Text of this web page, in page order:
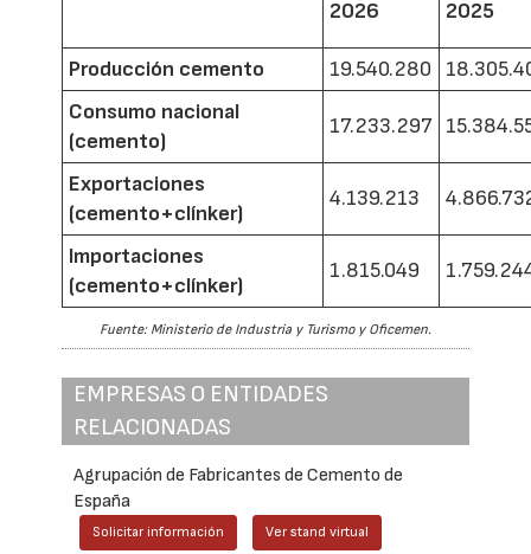
2026 2025
Producción cemento 19.540.280
Consumo nacional
(cemento)
17.233.297
Exportaciones
(cemento+clínker)
4.139.213
Importaciones
(cemento+clínker)
1.815.049
Fuente: Ministerio de Industria y Turismo y Oficemen.
EMPRESAS O ENTIDADES
RELACIONADAS
Agrupación de Fabricantes de Cemento de
España
Solicitar información Ver stand virtual